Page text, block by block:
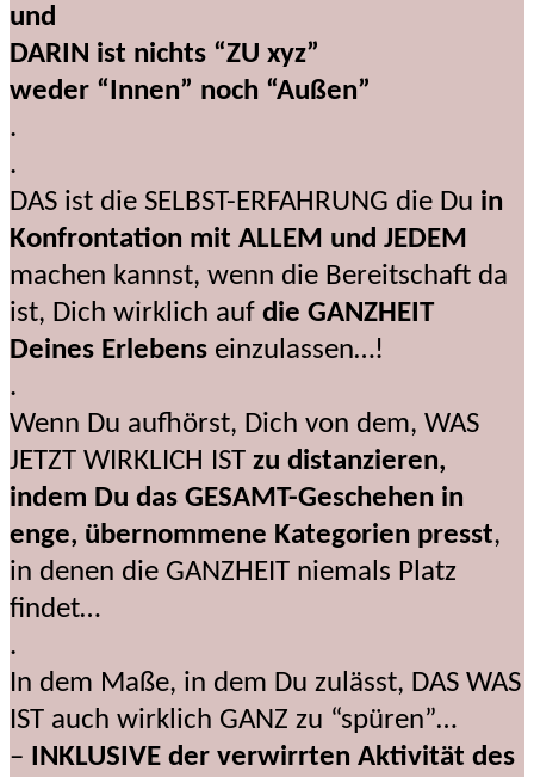
und
DARIN ist nichts “ZU xyz”
weder “Innen” noch “Außen”
.
.
DAS ist die SELBST-ERFAHRUNG die Du in
Konfrontation mit ALLEM und JEDEM
machen kannst, wenn die Bereitschaft da
ist, Dich wirklich auf die GANZHEIT
Deines Erlebens einzulassen…!
.
Wenn Du aufhörst, Dich von dem, WAS
JETZT WIRKLICH IST zu distanzieren,
indem Du das GESAMT-Geschehen in
enge, übernommene Kategorien presst,
in denen die GANZHEIT niemals Platz
findet…
.
In dem Maße, in dem Du zulässt, DAS WAS
IST auch wirklich GANZ zu “spüren”…
–
INKLUSIVE der verwirrten Aktivität des